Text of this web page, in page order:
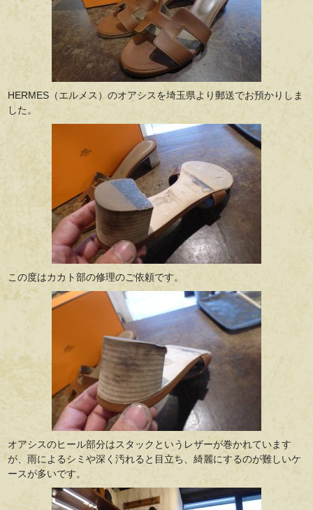
HERMES（エルメス）のオアシスを埼玉県より郵送でお預かりしま
した。
この度はカカト部の修理のご依頼です。
オアシスのヒール部分はスタックというレザーが巻かれています
が、雨によるシミや深く汚れると目立ち、綺麗にするのが難しいケ
ースが多いです。